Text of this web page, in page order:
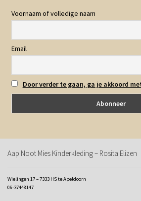
Voornaam of volledige naam
Email
Door verder te gaan, ga je akkoord
Aap Noot Mies Kinderkleding – Rosita Elizen
Wielingen 17 – 7333 HS te Apeldoorn
06-37448147